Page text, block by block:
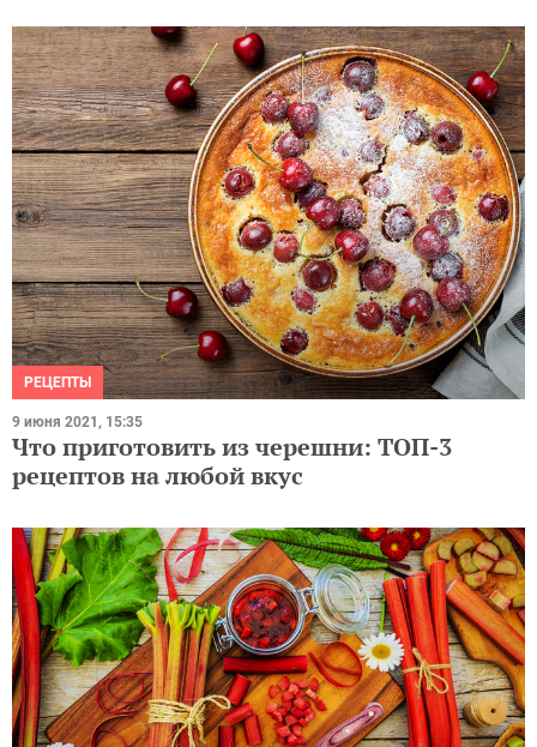
РЕЦЕПТЫ
9 июня 2021, 15:35
Что приготовить из черешни: ТОП-3
рецептов на любой вкус